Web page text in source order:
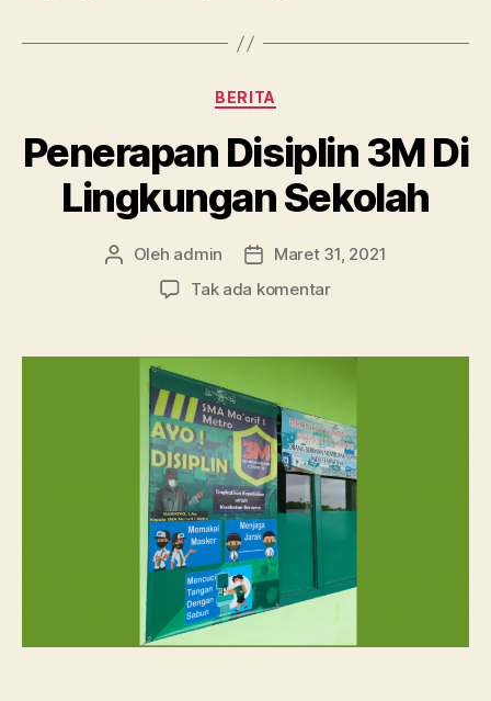
Kategori
BERITA
Penerapan Disiplin 3M Di
Lingkungan Sekolah
Penulis
artikel
Oleh admin
Tanggal
artikel
Maret 31, 2021
Tak ada komentarpada
3M
Sekolah